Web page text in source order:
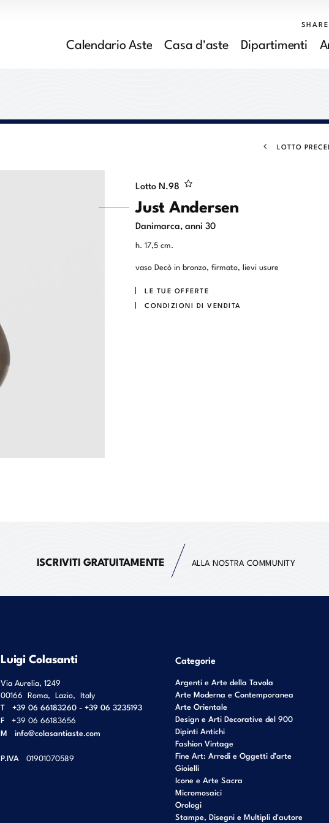
SHARE
Calendario Aste Casa d'aste Dipartimenti
LOTTO
Lotto N.98
Just Andersen
Danimarca, anni 30
h. 17,5 cm.
vaso Decò in bronzo, firmato, lievi usure
LE TUE OFFERTE
CONDIZIONI DI VENDITA
ISCRIVITI GRATUITAMENTE ALLA NOSTRA COMMUNITY
Luigi Colasanti
Via Aurelia, 1249
00166 Roma, Lazio, Italy
T
+39 06 66183260 - +39 06 3235193
F
+39 06 66183656
M info@colasantiaste.com
P.IVA 01901070589
Categorie
Argenti e Arte della Tavola
Arte Moderna e Contemporanea
Arte Orientale
Design e Arti Decorative del 900
Dipinti Antichi
Fashion Vintage
Fine Art: Arredi e Oggetti d’arte
Gioielli
Icone e Arte Sacra
Micromosaici
Orologi
Stampe, Disegni e Multipli d'autore